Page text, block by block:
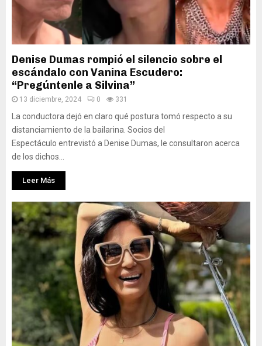
Denise Dumas rompió el silencio sobre el
escándalo con Vanina Escudero:
“Pregúntenle a Silvina”
13 diciembre, 2024 0 331
La conductora dejó en claro qué postura tomó respecto a su
distanciamiento de la bailarina. Socios del
Espectáculo entrevistó a Denise Dumas, le consultaron acerca
de los dichos...
Leer Más